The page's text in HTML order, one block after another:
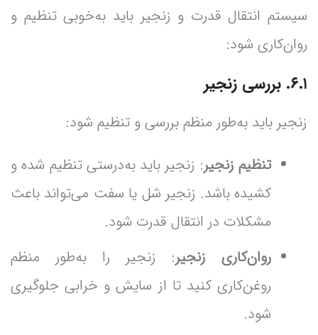
سیستم انتقال قدرت و زنجیر باید به‌خوبی تنظیم و
روان‌کاری شود:
۶.۱. بررسی زنجیر
زنجیر باید به‌طور منظم بررسی و تنظیم شود:
تنظیم زنجیر: زنجیر باید به‌درستی تنظیم شده و
کشیده باشد. زنجیر شل یا سفت می‌تواند باعث
مشکلات در انتقال قدرت شود.
روان‌کاری زنجیر: زنجیر را به‌طور منظم
روغن‌کاری کنید تا از سایش و خرابی جلوگیری
شود.